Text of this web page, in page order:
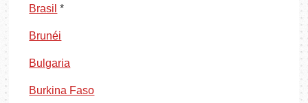
Brasil *
Brunéi
Bulgaria
Burkina Faso